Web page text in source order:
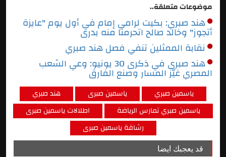
موضوعات متعلقة..
هند صبري: بكيت لرامي إمام في أول يوم "عايزة
أتجوز" وخالد صالح اتحرمنا منه بدرى
نقابة الممثلين تنفي فصل هند صبري
هند صبري في ذكرى 30 يونيو: وعي الشعب
المصري غيّر المسار وصنع الفارق
هند صبري ياسمين صبرى
ياسمين صبري
اطلالات ياسمين صبرى
ياسمين صبري تمارس الرياضة
رشاقة ياسمين صبرى
قد يعجبك ايضا